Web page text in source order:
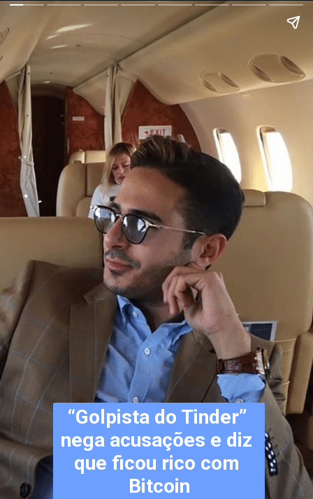
“Golpista do Tinder”
nega acusações e diz
que ficou rico com
Bitcoin